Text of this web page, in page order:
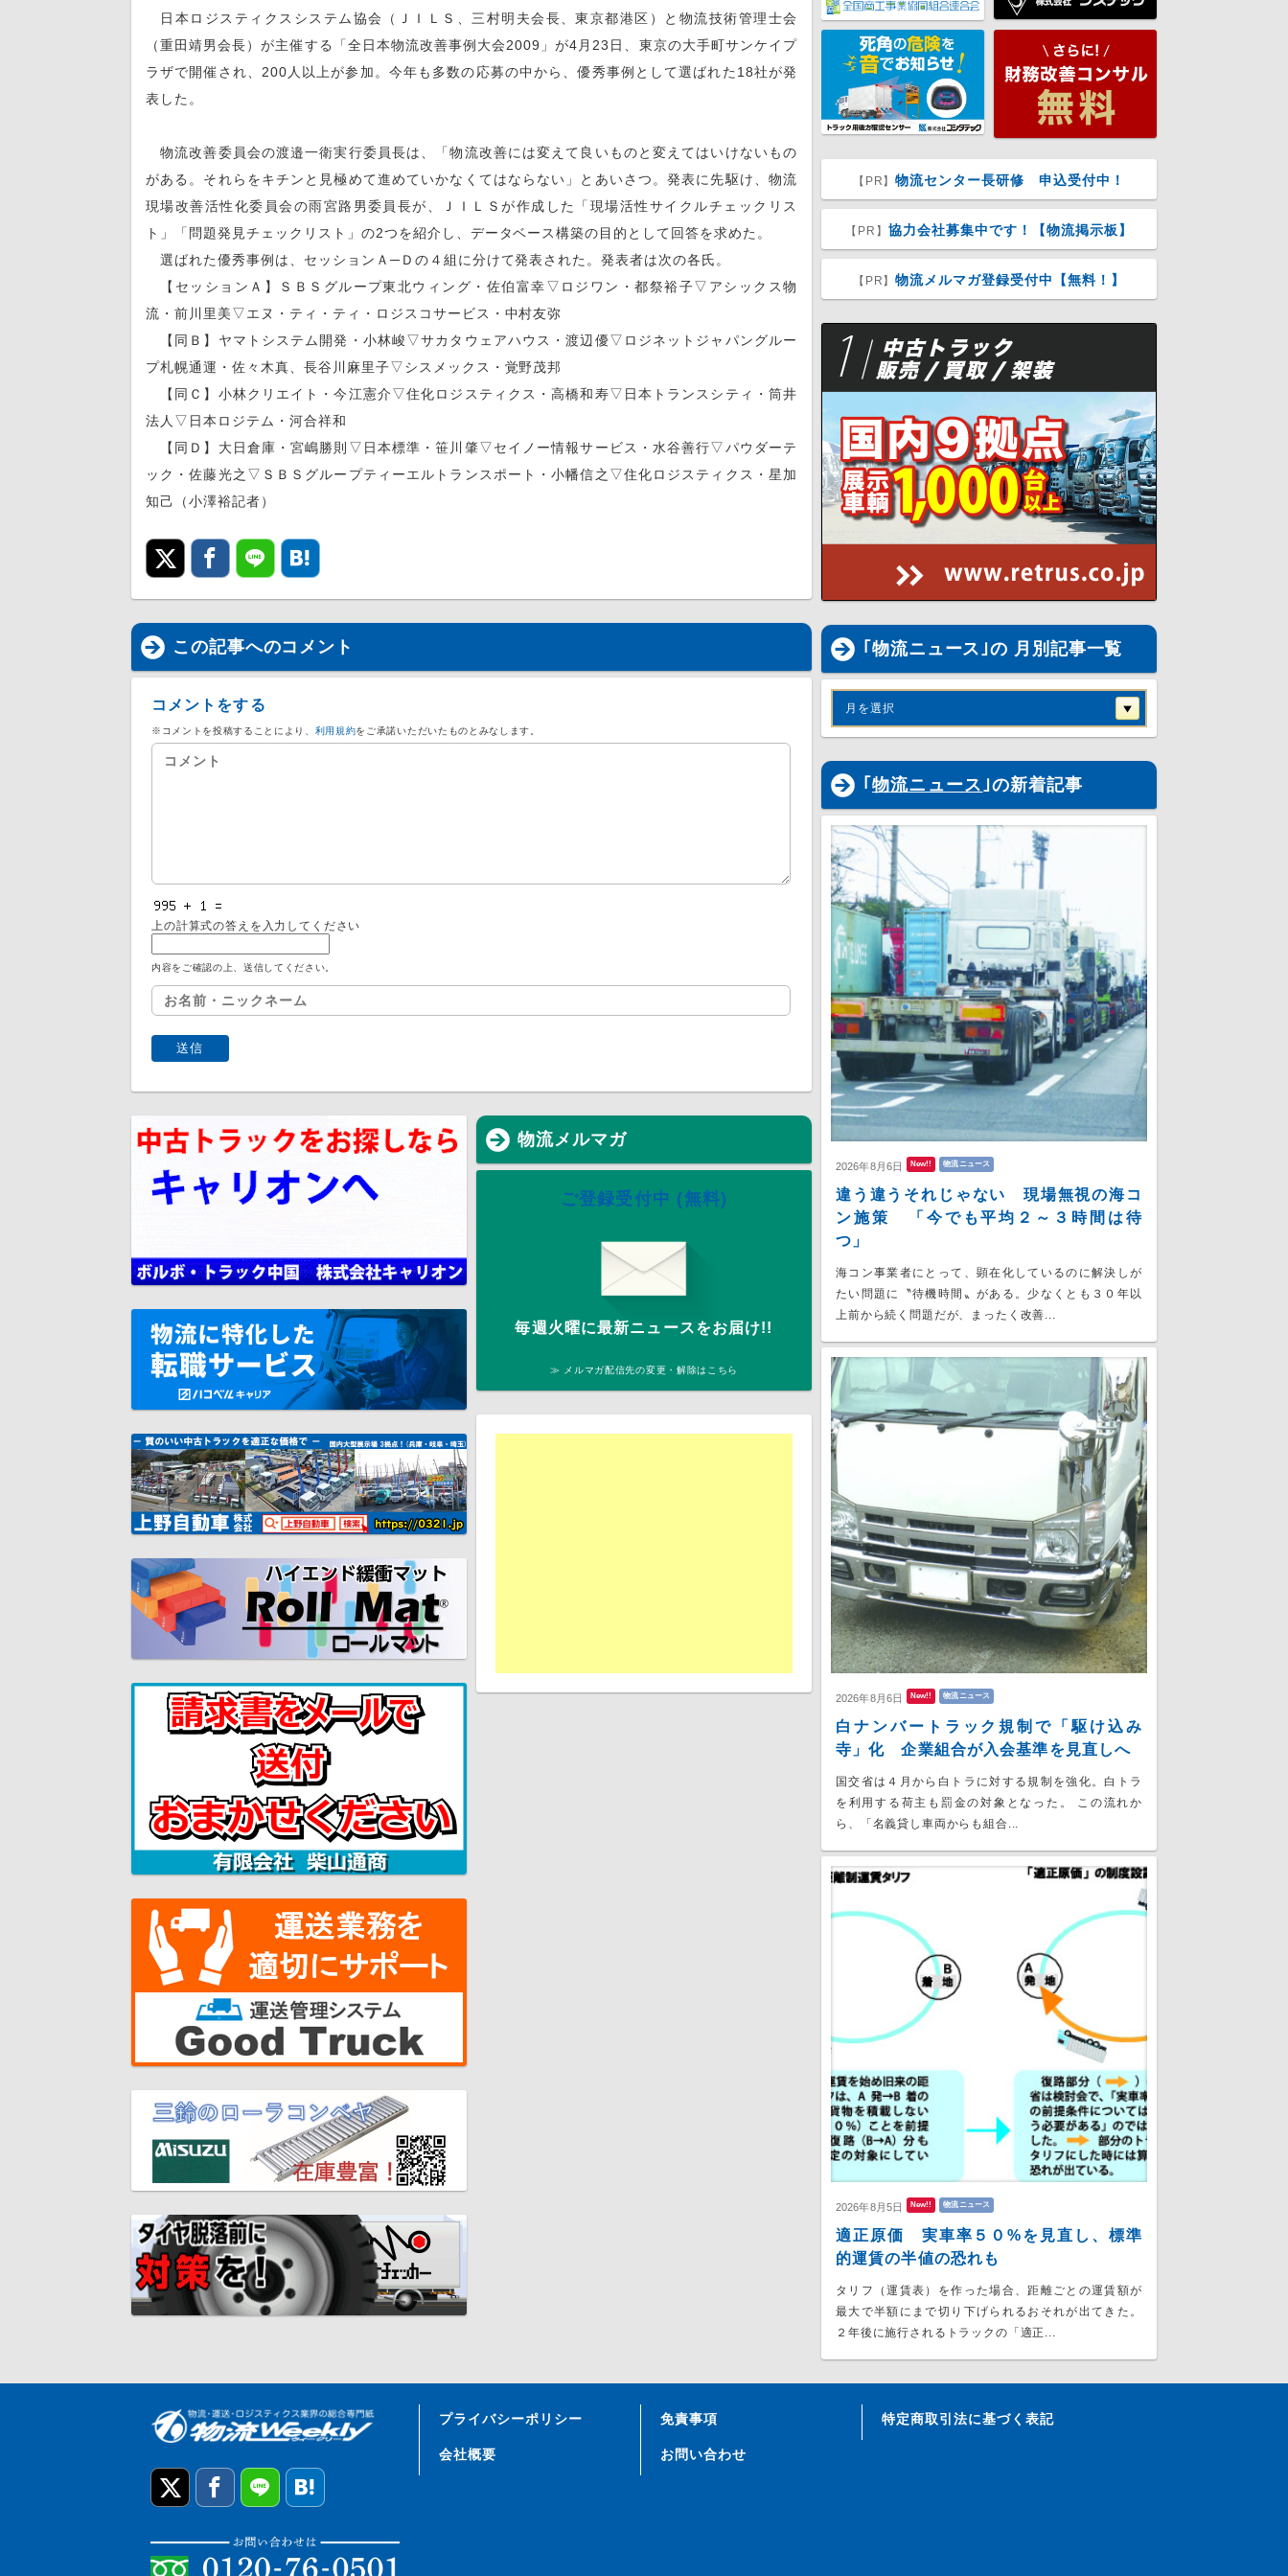
日本ロジスティクスシステム協会（ＪＩＬＳ、三村明夫会長、東京都港区）と物流技術管理士会
（重田靖男会長）が主催する「全日本物流改善事例大会2009」が4月23日、東京の大手町サンケイプ
ラザで開催され、200人以上が参加。今年も多数の応募の中から、優秀事例として選ばれた18社が発
表した。
物流改善委員会の渡邉一衛実行委員長は、「物流改善には変えて良いものと変えてはいけないもの
がある。それらをキチンと見極めて進めていかなくてはならない」とあいさつ。発表に先駆け、物流
現場改善活性化委員会の雨宮路男委員長が、ＪＩＬＳが作成した「現場活性サイクルチェックリス
ト」「問題発見チェックリスト」の2つを紹介し、データベース構築の目的として回答を求めた。
選ばれた優秀事例は、セッションＡ─Ｄの４組に分けて発表された。発表者は次の各氏。
【セッションＡ】ＳＢＳグループ東北ウィング・佐伯富幸▽ロジワン・都祭裕子▽アシックス物
流・前川里美▽エヌ・ティ・ティ・ロジスコサービス・中村友弥
【同Ｂ】ヤマトシステム開発・小林峻▽サカタウェアハウス・渡辺優▽ロジネットジャパングルー
プ札幌通運・佐々木真、長谷川麻里子▽シスメックス・覚野茂邦
【同Ｃ】小林クリエイト・今江憲介▽住化ロジスティクス・高橋和寿▽日本トランスシティ・筒井
法人▽日本ロジテム・河合祥和
【同Ｄ】大日倉庫・宮嶋勝則▽日本標準・笹川肇▽セイノー情報サービス・水谷善行▽パウダーテ
ック・佐藤光之▽ＳＢＳグループティーエルトランスポート・小幡信之▽住化ロジスティクス・星加
知己（小澤裕記者）
この記事へのコメント
コメントをする
※コメントを投稿することにより、 利用規約をご承諾いただいたものとみなします。
上の計算式の答えを入力してください
内容をご確認の上、送信してください。
【PR】物流センター長研修 申込受付中！
【PR】 協力会社募集中です！【物流掲示板】
【PR】物流メルマガ登録受付中【無料！】
｢物流ニュース｣の 月別記事一覧
月を選択
｢ 物流ニュース ｣の新着記事
2026年8月6日 New!! 物流ニュース
違う違うそれじゃない 現場無視の海コ
ン施策 「今でも平均２～３時間は待
つ」
海コン事業者にとって、顕在化しているのに解決しが
たい問題に〝待機時間〟がある。少なくとも３０年以
上前から続く問題だが、まったく改善...
2026年8月6日 New!! 物流ニュース
白ナンバートラック規制で「駆け込み
寺」化 企業組合が入会基準を見直しへ
国交省は４月から白トラに対する規制を強化。白トラ
を利用する荷主も罰金の対象となった。 この流れか
ら、「名義貸し車両からも組合...
2026年8月5日 New!! 物流ニュース
適正原価 実車率５０%を見直し、標準
的運賃の半値の恐れも
タリフ（運賃表）を作った場合、距離ごとの運賃額が
最大で半額にまで切り下げられるおそれが出てきた。
２年後に施行されるトラックの「適正...
物流メルマガ
ご登録受付中 (無料)
毎週火曜に最新ニュースをお届け!!
≫ メルマガ配信先の変更・解除はこちら
プライバシーポリシー 免責事項 特定商取引法に基づく表記
会社概要 お問い合わせ